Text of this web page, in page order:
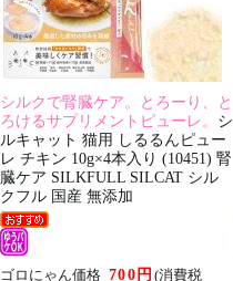
シルクで腎臓ケア。とろーり、と
ろけるサプリメントピューレ。 シ
ルキャット 猫用 しるるんピュー
レ チキン 10g×4本入り (10451) 腎
臓ケア SILKFULL SILCAT シル
クフル 国産 無添加
ゴロにゃん価格 700円 (消費税